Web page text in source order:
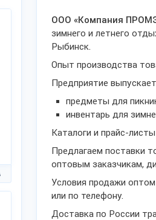
ООО «Компания
зимнего и летнего
Рыбинск.
Опыт производства
Предприятие
предметы для
инвентарь для
Каталоги и прайс-
Предлагаем поставки
оптовым заказчикам,
Условия продажи
или по телефону.
Доставка по России